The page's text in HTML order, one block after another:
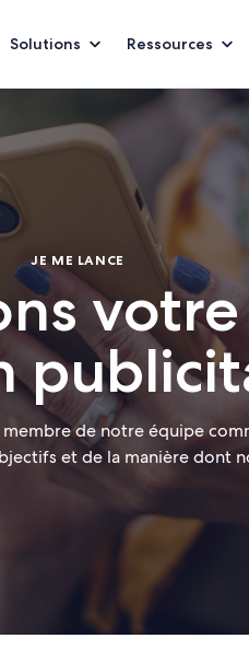
Solutions Ressources
JE ME LANCE
de notre équipe
et de la manière dont